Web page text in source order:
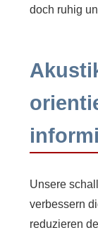
doch ruhig
Unsere
verbessern
reduzieren